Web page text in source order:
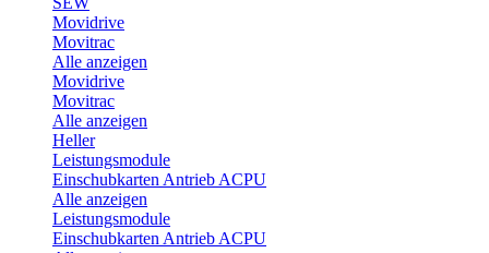
Movidrive
Movitrac
Alle anzeigen
Movidrive
Movitrac
Alle anzeigen
Heller
Leistungsmodule
Einschubkarten Antrieb ACPU
Alle anzeigen
Leistungsmodule
Einschubkarten Antrieb ACPU